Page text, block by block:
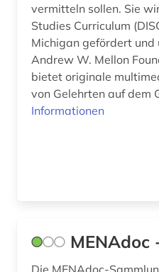
vermitteln sollen. Sie
Studies Curriculum
Michigan gefördert
Andrew W. Mellon
bietet originale
von Gelehrten auf dem
Informationen
MENAdoc